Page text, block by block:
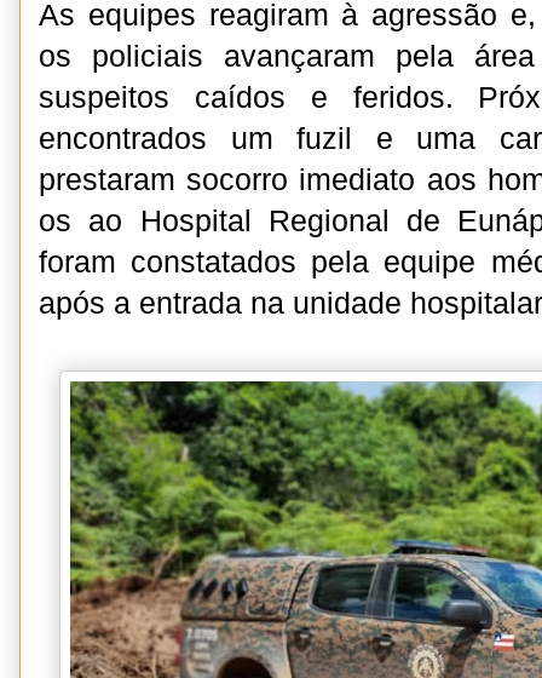
As equipes reagiram à agressão
os policiais avançaram pela
suspeitos caídos e feridos.
encontrados um fuzil e uma
prestaram socorro imediato aos
os ao Hospital Regional de
foram constatados pela equipe
após a entrada na unidade